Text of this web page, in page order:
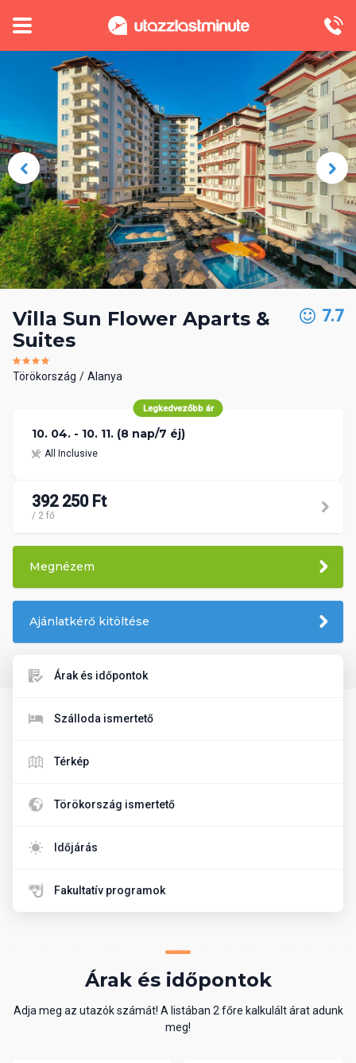
Villa Sun Flower Aparts &
Suites
Törökország Alanya
7.7
Legkedvezőbb ár
10. 04. - 10. 11. (8 nap/7 éj)
All Inclusive
392 250 Ft
/ 2 fő
Megnézem
Ajánlatkérő kitöltése
Árak és időpontok
Szálloda ismertető
Térkép
Törökország ismertető
Időjárás
Fakultatív programok
Árak és időpontok
Adja meg az utazók számát! A listában 2 főre kalkulált árat adunk
meg!